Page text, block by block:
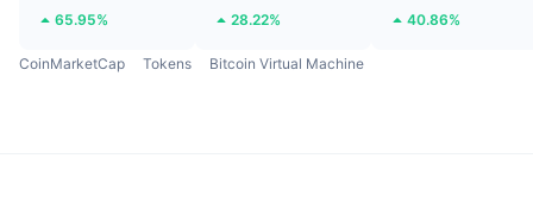
65.95% 28.22% 40.86%
CoinMarketCap Tokens Bitcoin Virtual Machine